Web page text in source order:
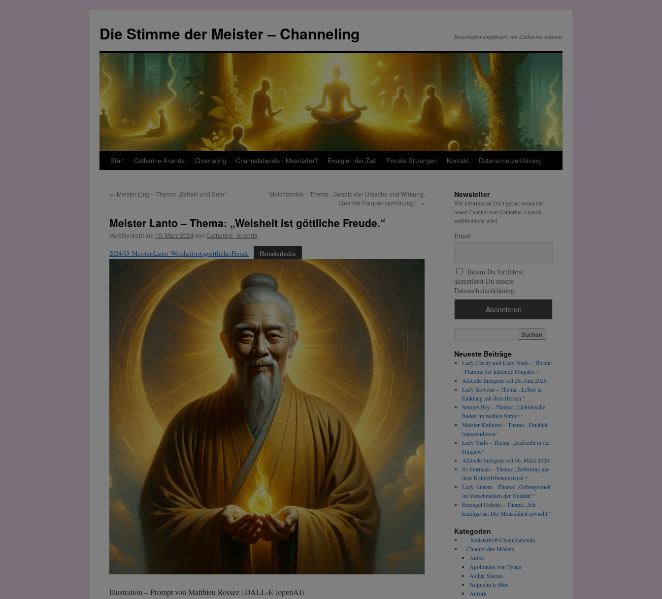
springen
Die Stimme der Meister – Channeling Botschaften empfangen von Catherine Ananda
Start Catherine Ananda Channeling Channelabende / Meistertreff Energien der Zeit Private Sitzungen Kontakt Datenschutz­erklärung
← Meister Ling – Thema: „Schein und Sein“
Melchizedek – Thema: „Gesetz von Ursache und Wirkung,
über die Frequenzerhöhung.“ →
Meister Lanto – Thema: „Weisheit ist göttliche Freude.“
Veröffentlicht am 10. März 2024 von Catherine_Ananda
2024-03_Meister-Lanto_Weisheit-ist-goettliche-Freude Herunterladen
Illustration – Prompt von Matthieu Rossez | DALL-E (openAI)
Newsletter
Wir informieren Dich gerne, wenn ein
neuer Channel von Catherine Ananda
veröffentlicht wird.
Email
Indem Du fortfährst,
akzeptierst Du unsere
Datenschutzerklärung.
Neueste Beiträge
Lady Clarity und Lady Nada – Thema:
“Flamme der klärende Hingabe.“
Aktuelle Energien seit 26. Juni 2026
Lady Rowena – Thema: „Leben in
Einklang mit dem Herzen.“
Serapis Bey – Thema: „Lichtdusche –
Baden im weißen Strahl.“
Meister Kuthumi – Thema: „Dualität
transzendieren“
Lady Nada – Thema: „Aufrecht in der
Hingabe“
Aktuelle Energien seit 06. März 2026
St. Germain – Thema: „Befreiung aus
dem Kollektivbewusstsein.“
Lady Aurora – Thema: „Geborgenheit
im Verschmelzen der Dualität.“
Erzengel Gabriel – Thema: „Ich
kündige an: Die Menschheit erwacht.“
Kategorien
– – Meistertreff Channelabende
– Channel des Monats
Amba
Apollonius von Tyana
Asthar Sheran
Augustin le Bleu
Aurora